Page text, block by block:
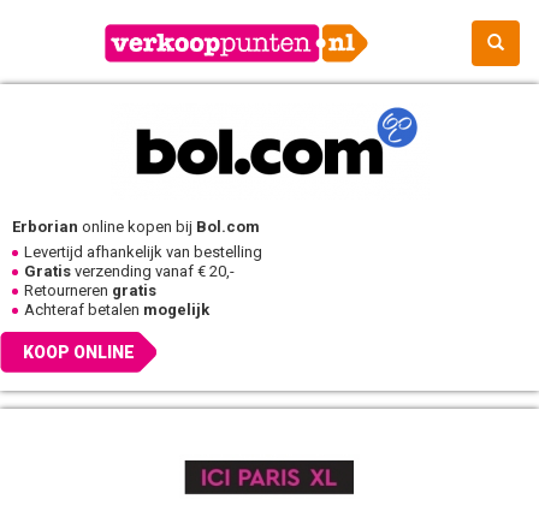
Erborian online kopen bij Bol.com
Levertijd afhankelijk van bestelling
Gratis verzending vanaf € 20,-
Retourneren gratis
Achteraf betalen mogelijk
KOOP ONLINE